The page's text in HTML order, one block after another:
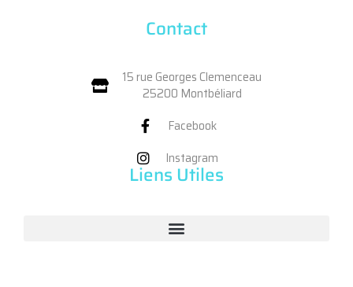
Contact
15 rue Georges Clemenceau
25200 Montbéliard
Facebook
Instagram
Liens Utiles